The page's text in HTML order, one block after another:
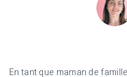
En tant que maman de